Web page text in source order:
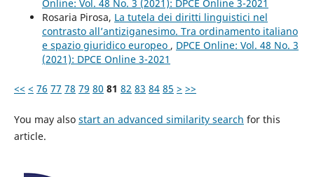
Online: Vol. 48 No. 3 (2021): DPCE Online 3-2021
Rosaria Pirosa, La tutela dei diritti linguistici nel
contrasto all’antiziganesimo. Tra ordinamento italiano
e spazio giuridico europeo , DPCE Online: Vol. 48 No. 3
(2021): DPCE Online 3-2021
<< < 76 77 78 79 80 81 82 83 84 85 > >>
You may also start an advanced similarity search for this
article.